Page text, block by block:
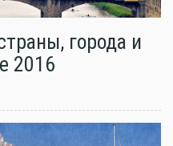
города и
2016